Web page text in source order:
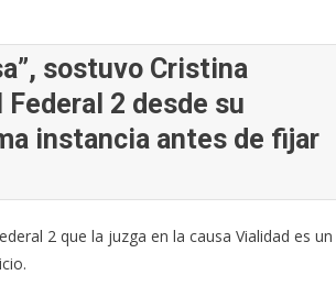
sostuvo Cristina
2 desde su
instancia antes de fijar
2 que la juzga en la causa Vialidad es un